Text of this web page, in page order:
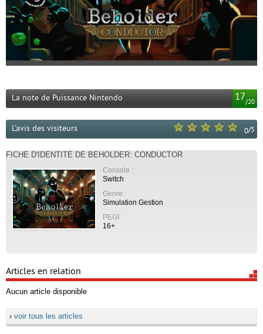
17/20
La note de Puissance Nintendo
0/5
L'avis des visiteurs
FICHE D'IDENTITÉ DE BEHOLDER: CONDUCTOR
Console :
Switch
Genre :
Simulation Gestion
PEGI :
16+
Articles en relation
Aucun article disponible
› voir tous les articles